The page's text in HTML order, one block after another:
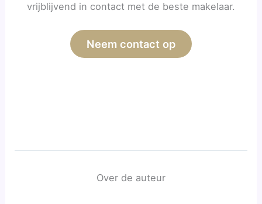
vrijblijvend in contact met de beste makelaar.
Neem contact op
Over de auteur